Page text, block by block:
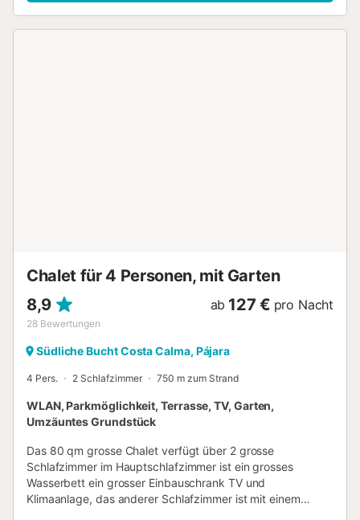
Chalet für 4 Personen, mit Garten
8,9
28 Bewertungen
ab 127 € pro Nacht
Südliche Bucht Costa Calma, Pájara
4 Pers. 2 Schlafzimmer 750 m zum Strand
WLAN, Parkmöglichkeit, Terrasse, TV, Garten,
Umzäuntes Grundstück
Das 80 qm grosse Chalet verfügt über 2 grosse
Schlafzimmer im Hauptschlafzimmer ist ein grosses
Wasserbett ein grosser Einbauschrank TV und
Klimaanlage, das anderer Schlafzimmer ist mit einem